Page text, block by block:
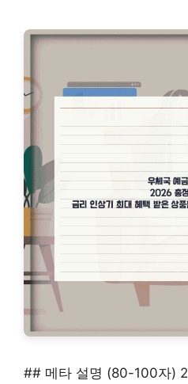
## 메타 설명 (80-100자)